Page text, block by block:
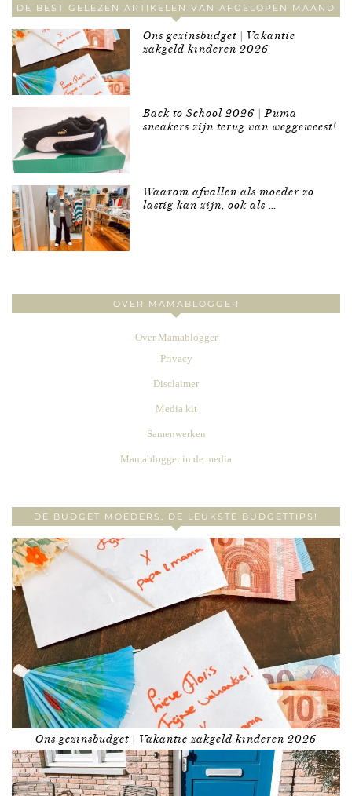
DE BEST GELEZEN ARTIKELEN VAN AFGELOPEN MAAND
Ons gezinsbudget | Vakantie
zakgeld kinderen 2026
Back to School 2026 | Puma
sneakers zijn terug van weggeweest!
Waarom afvallen als moeder zo
lastig kan zijn, ook als …
OVER MAMABLOGGER
Over Mamablogger
Privacy
Disclaimer
Media kit
Samenwerken
Mamablogger in de media
DE BUDGET MOEDERS, DE LEUKSTE BUDGETTIPS!
Ons gezinsbudget | Vakantie zakgeld kinderen 2026